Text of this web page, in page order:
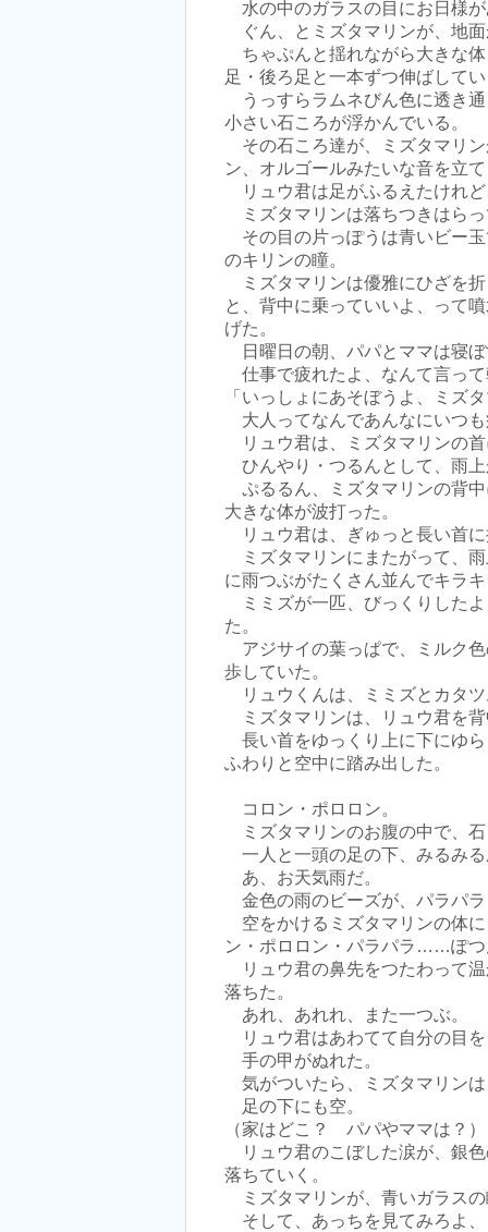
水の中のガラスの目にお日様
ぐん、とミズタマリンが、地
ちゃぷんと揺れながら大きな
足・後ろ足と一本ずつ伸ばして
うっすらラムネびん色に透き
小さい石ころが浮かんでいる。
その石ころ達が、ミズタマリ
ン、オルゴールみたいな音を立
リュウ君は足がふるえたけれ
ミズタマリンは落ちつきはら
その目の片っぽうは青いビー
のキリンの瞳。
ミズタマリンは優雅にひざを
と、背中に乗っていいよ、って
げた。
日曜日の朝、パパとママは寝
仕事で疲れたよ、なんて言っ
「いっしょにあそぼうよ、ミズ
大人ってなんであんなにいつ
リュウ君は、ミズタマリンの
ひんやり・つるんとして、雨
ぷるるん、ミズタマリンの背
大きな体が波打った。
リュウ君は、ぎゅっと長い首
ミズタマリンにまたがって、
に雨つぶがたくさん並んでキラ
ミミズが一匹、びっくりした
た。
アジサイの葉っぱで、ミルク
歩していた。
リュウくんは、ミミズとカタ
ミズタマリンは、リュウ君を
長い首をゆっくり上に下にゆ
ふわりと空中に踏み出した。
コロン・ポロロン。
ミズタマリンのお腹の中で、
一人と一頭の足の下、みるみ
あ、お天気雨だ。
金色の雨のビーズが、パラパ
空をかけるミズタマリンの体
ン・ポロロン・パラパラ……ぽつ
リュウ君の鼻先をつたわって
落ちた。
あれ、あれれ、また一つぶ。
リュウ君はあわてて自分の目
手の甲がぬれた。
気がついたら、ミズタマリン
足の下にも空。
（家はどこ？ パパやママは？）
リュウ君のこぼした涙が、銀
落ちていく。
ミズタマリンが、青いガラス
そして、あっちを見てみろよ